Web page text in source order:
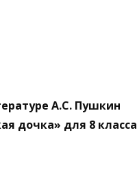
А.С. Пушкин
дочка» для 8 класса